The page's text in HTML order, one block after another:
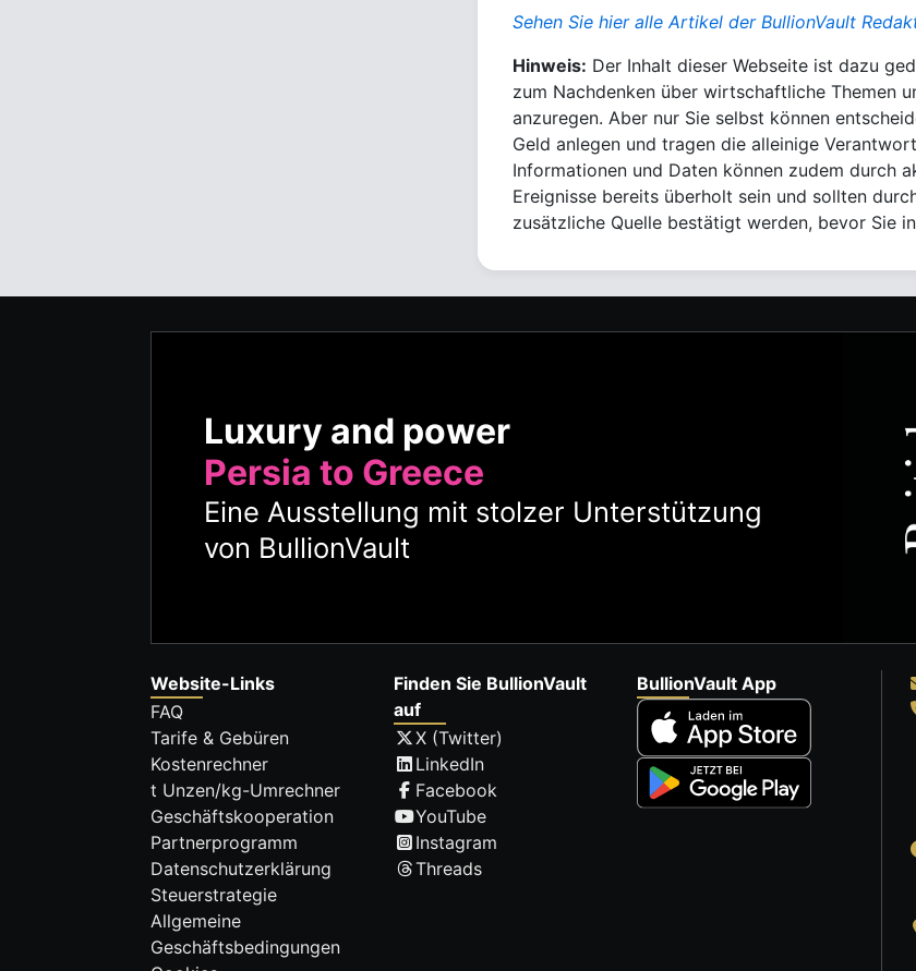
Sehen Sie hier alle Artikel der BullionVault
Hinweis: Der Inhalt dieser Webseite ist dazu
zum Nachdenken über wirtschaftliche Themen
anzuregen. Aber nur Sie selbst können
Geld anlegen und tragen die alleinige
Informationen und Daten können zudem durch
Ereignisse bereits überholt sein und sollten
zusätzliche Quelle bestätigt werden, bevor Sie
Luxury and power
Persia to Greece
Eine Ausstellung mit stolzer Unterstützung
von BullionVault
Website-Links
FAQ
Tarife & Gebüren
Kostenrechner
t Unzen/kg-Umrechner
Geschäftskooperation
Partnerprogramm
Datenschutzerklärung
Steuerstrategie
Allgemeine
Geschäftsbedingungen
Finden Sie BullionVault
auf
X (Twitter)
LinkedIn
Facebook
YouTube
Instagram
Threads
BullionVault App